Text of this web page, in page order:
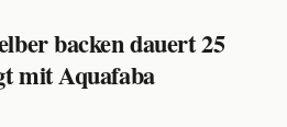
backen dauert 25
mit Aquafaba